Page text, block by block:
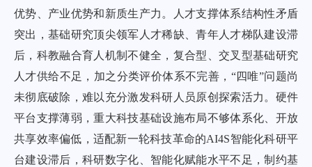
优势、产业优势和新质生产力。人才支撑体系结构性矛盾
突出，基础研究顶尖领军人才稀缺、青年人才梯队建设滞
后，科教融合育人机制不健全，复合型、交叉型基础研究
人才供给不足，加之分类评价体系不完善，“四唯”问题尚
未彻底破除，难以充分激发科研人员原创探索活力。硬件
平台支撑薄弱，重大科技基础设施布局不够体系化、开放
共享效率偏低，适配新一轮科技革命的AI4S智能化科研平
台建设滞后，科研数字化、智能化赋能水平不足，制约基